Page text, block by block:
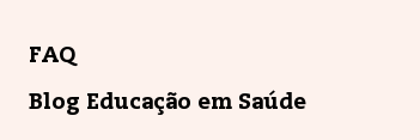
FAQ
Blog Educação em Saúde